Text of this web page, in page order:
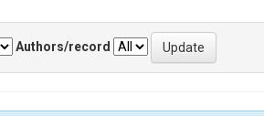
Authors/record